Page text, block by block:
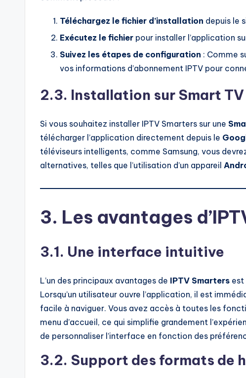
Téléchargez le fichier d’installation depuis le
Exécutez le fichier pour installer l’application
Suivez les étapes de configuration : Comme
vos informations d’abonnement IPTV pour
2.3. Installation sur Smart
Si vous souhaitez installer IPTV Smarters sur une
télécharger l’application directement depuis le
téléviseurs intelligents, comme Samsung, vous
alternatives, telles que l’utilisation d’un appareil
3. Les avantages
3.1. Une interface intuitive
L’un des principaux avantages de IPTV Smarters est
Lorsqu’un utilisateur ouvre l’application, il est
facile à naviguer. Vous avez accès à toutes les
menu d’accueil, ce qui simplifie grandement
de personnaliser l’interface en fonction des
3.2. Support des formats de